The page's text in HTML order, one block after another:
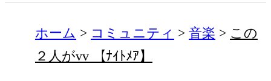
ホーム コミュニティ 音楽
この
２人がvv 【ﾅｲﾄﾒｱ】